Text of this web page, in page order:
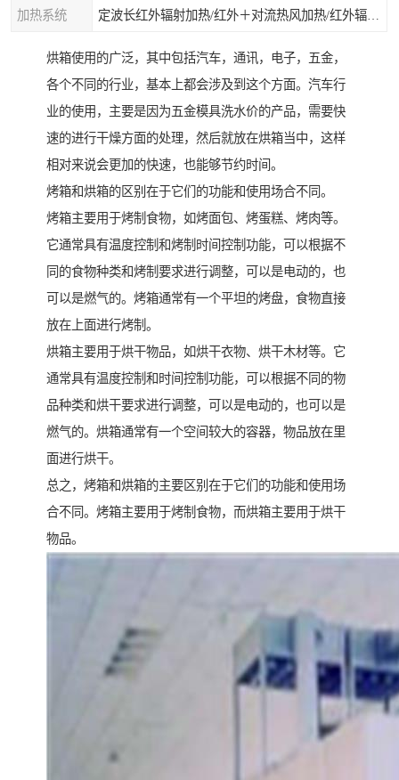
加热系统
烘箱使用的广泛，其中包括汽车，通讯，电子，五金，
各个不同的行业，基本上都会涉及到这个方面。汽车行
业的使用，主要是因为五金模具洗水价的产品，需要快
速的进行干燥方面的处理，然后就放在烘箱当中，这样
相对来说会更加的快速，也能够节约时间。
烤箱和烘箱的区别在于它们的功能和使用场合不同。
烤箱主要用于烤制食物，如烤面包、烤蛋糕、烤肉等。
它通常具有温度控制和烤制时间控制功能，可以根据不
同的食物种类和烤制要求进行调整，可以是电动的，也
可以是燃气的。烤箱通常有一个平坦的烤盘，食物直接
放在上面进行烤制。
烘箱主要用于烘干物品，如烘干衣物、烘干木材等。它
通常具有温度控制和时间控制功能，可以根据不同的物
品种类和烘干要求进行调整，可以是电动的，也可以是
燃气的。烘箱通常有一个空间较大的容器，物品放在里
面进行烘干。
总之，烤箱和烘箱的主要区别在于它们的功能和使用场
合不同。烤箱主要用于烤制食物，而烘箱主要用于烘干
物品。